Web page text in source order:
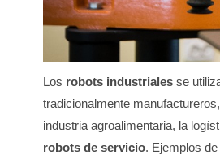
Los robots industrialesse
tradicionalmente
industria agroalimentaria, la
robots de servicio. Ejemplos